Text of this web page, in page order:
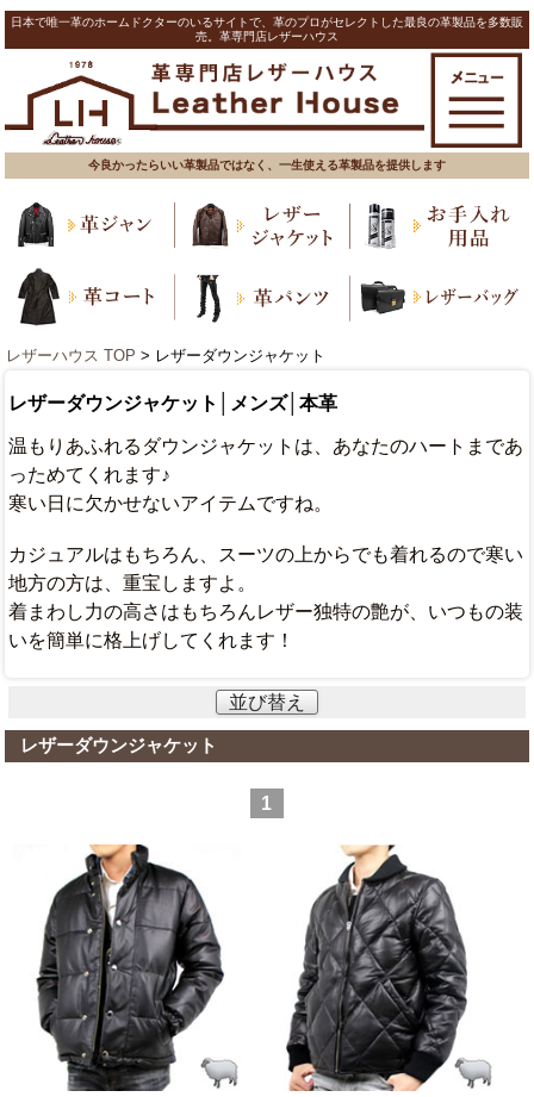
日本で唯一革のホームドクターのいるサイトで、革のプロがセレクトした最良の革製品を多数販
売。革専門店レザーハウス
今良かったらいい革製品ではなく、一生使える革製品を提供します
レザーハウス TOP > レザーダウンジャケット
レザーダウンジャケット│メンズ│本革
温もりあふれるダウンジャケットは、あなたのハートまであ
っためてくれます♪
寒い日に欠かせないアイテムですね。
カジュアルはもちろん、スーツの上からでも着れるので寒い
地方の方は、重宝しますよ。
着まわし力の高さはもちろんレザー独特の艶が、いつもの装
いを簡単に格上げしてくれます！
並び替え
レザーダウンジャケット
1